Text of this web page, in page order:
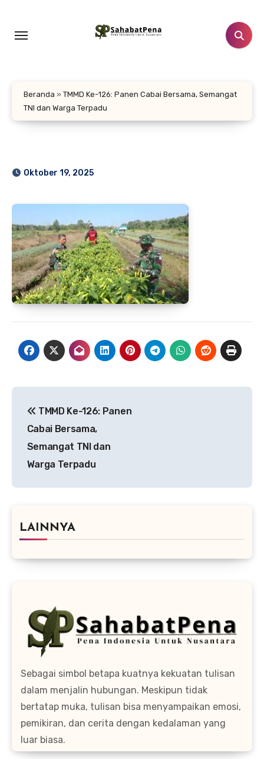
konten
Beranda » TMMD Ke-126: Panen Cabai Bersama, Semangat
TNI dan Warga Terpadu
Oktober 19, 2025
pos
TMMD Ke-126: Panen
Cabai Bersama,
Semangat TNI dan
Warga Terpadu
LAINNYA
Sebagai simbol betapa kuatnya kekuatan tulisan
dalam menjalin hubungan. Meskipun tidak
bertatap muka, tulisan bisa menyampaikan emosi,
pemikiran, dan cerita dengan kedalaman yang
luar biasa.